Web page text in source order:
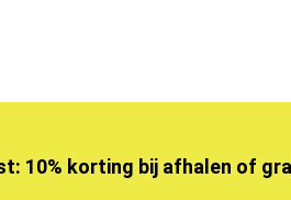
10% korting bij afhalen of